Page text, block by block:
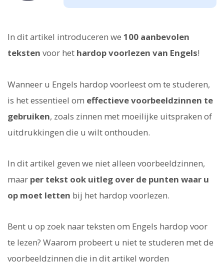
In dit artikel introduceren we 100 aanbevolen
teksten voor het hardop voorlezen van Engels!
Wanneer u Engels hardop voorleest om te studeren,
is het essentieel om effectieve voorbeeldzinnen te
gebruiken, zoals zinnen met moeilijke uitspraken of
uitdrukkingen die u wilt onthouden.
In dit artikel geven we niet alleen voorbeeldzinnen,
maar per tekst ook uitleg over de punten waar u
op moet letten bij het hardop voorlezen.
Bent u op zoek naar teksten om Engels hardop voor
te lezen? Waarom probeert u niet te studeren met de
voorbeeldzinnen die in dit artikel worden